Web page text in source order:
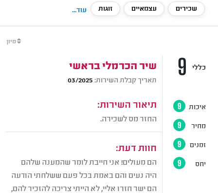
שכירים עצמאיים זוגות עוד...
מיון
שיר הכרמלי בראשי
תאריך קבלת השירות: 03/2025
תיאור השירות:
החזר מס לשכירה.
חוות דעת:
הם מעולים! אני חייבת לומר שהמענה שלהם
היה נעים והם באמת בכל פעם ששלחתי הודעה
הם ישר חזרו אליי, לא הייתי צריכה להזכיר להם,
9 כללי
איכות 9
מחיר 9
זמנים 9
יחס 9